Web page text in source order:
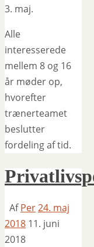
3. maj.
Alle
interesserede
mellem 8 og 16
år møder op,
hvorefter
trænerteamet
beslutter
fordeling af tid.
AfPer24. maj
2018 11. juni
2018